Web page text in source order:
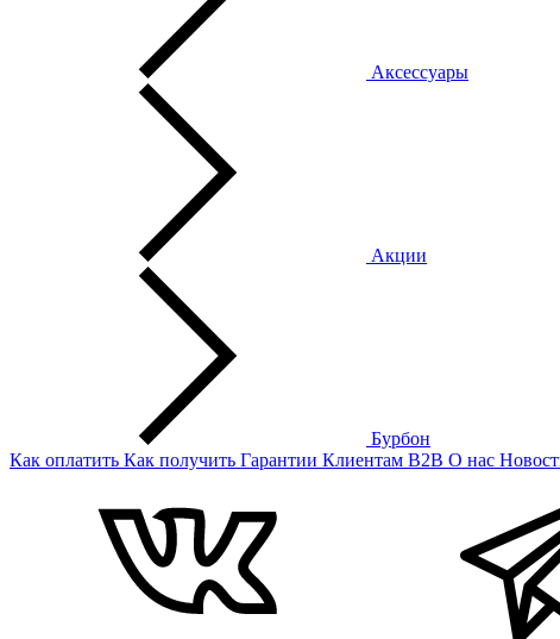
Аксессуары
Акции
Бурбон
Как оплатить Как получить Гарантии Клиентам B2B О нас